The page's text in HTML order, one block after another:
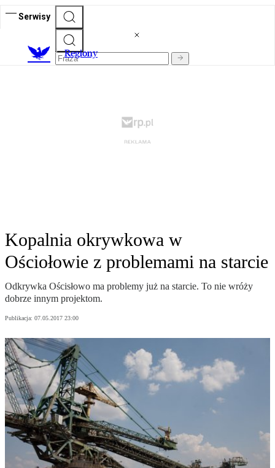
Serwisy
Regiony
Kopalnia okrywkowa w
Ościołowie z problemami na starcie
Odkrywka Ościsłowo ma problemy już na starcie. To nie wróży
dobrze innym projektom.
Publikacja: 07.05.2017 23:00